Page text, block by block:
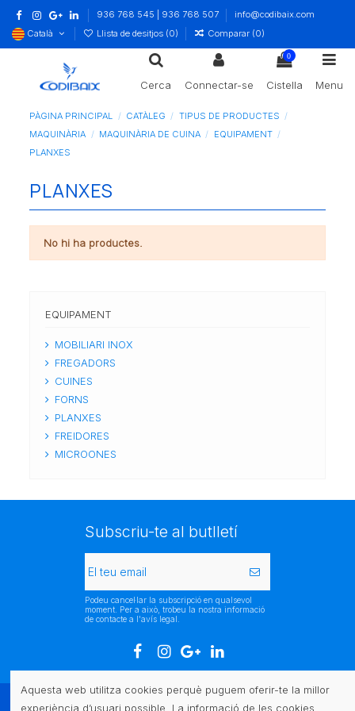
936 768 545 | 936 768 507
info@codibaix.com
Català
Llista de desitjos (0) Comparar (0)
Cerca Connectar-se
0
Cistella Menu
PÀGINA PRINCIPAL CATÀLEG
TIPUS DE PRODUCTES
MAQUINÀRIA
MAQUINÀRIA DE CUINA
EQUIPAMENT
PLANXES
PLANXES
No hi ha productes.
EQUIPAMENT
MOBILIARI INOX
FREGADORS
CUINES
FORNS
PLANXES
FREIDORES
MICROONES
Subscriu-te al butlletí
Podeu cancel·lar la subscripció en qualsevol
moment. Per a això, trobeu la nostra informació
de contacte a l'avís legal.
Aquesta web utilitza cookies perquè puguem oferir-te la millor
experiència d’usuari possible. La informació de les cookies